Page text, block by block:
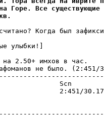
Гоpе. Все существующие
Когда был
улыбки!]
на 2.50+ имхов в час.
не было. (2:451/
2:451/